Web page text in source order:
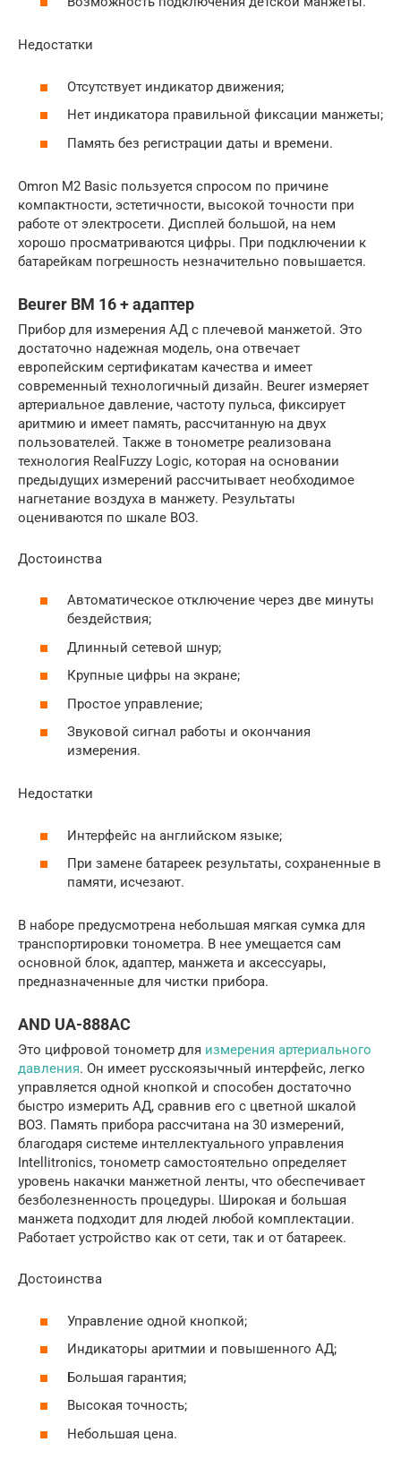
Недостатки
Отсутствует индикатор движения;
Нет индикатора правильной фиксации манжеты;
Память без регистрации даты и времени.
Omron M2 Basic пользуется спросом по причине
компактности, эстетичности, высокой точности при
работе от электросети. Дисплей большой, на нем
хорошо просматриваются цифры. При подключении к
батарейкам погрешность незначительно повышается.
Beurer BM 16 + адаптер
Прибор для измерения АД с плечевой манжетой. Это
достаточно надежная модель, она отвечает
европейским сертификатам качества и имеет
современный технологичный дизайн. Beurer измеряет
артериальное давление, частоту пульса, фиксирует
аритмию и имеет память, рассчитанную на двух
пользователей. Также в тонометре реализована
технология RealFuzzy Logic, которая на основании
предыдущих измерений рассчитывает необходимое
нагнетание воздуха в манжету. Результаты
оцениваются по шкале ВОЗ.
Достоинства
Автоматическое отключение через две минуты
бездействия;
Длинный сетевой шнур;
Крупные цифры на экране;
Простое управление;
Звуковой сигнал работы и окончания
измерения.
Недостатки
Интерфейс на английском языке;
При замене батареек результаты, сохраненные в
памяти, исчезают.
В наборе предусмотрена небольшая мягкая сумка для
транспортировки тонометра. В нее умещается сам
основной блок, адаптер, манжета и аксессуары,
предназначенные для чистки прибора.
AND UA-888AC
Это цифровой тонометр для измерения артериального
давления. Он имеет русскоязычный интерфейс, легко
управляется одной кнопкой и способен достаточно
быстро измерить АД, сравнив его с цветной шкалой
ВОЗ. Память прибора рассчитана на 30 измерений,
благодаря системе интеллектуального управления
Intellitronics, тонометр самостоятельно определяет
уровень накачки манжетной ленты, что обеспечивает
безболезненность процедуры. Широкая и большая
манжета подходит для людей любой комплектации.
Работает устройство как от сети, так и от батареек.
Достоинства
Управление одной кнопкой;
Индикаторы аритмии и повышенного АД;
Большая гарантия;
Высокая точность;
Небольшая цена.